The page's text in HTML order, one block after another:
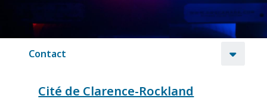
Contact
Cité de Clarence-Rockland